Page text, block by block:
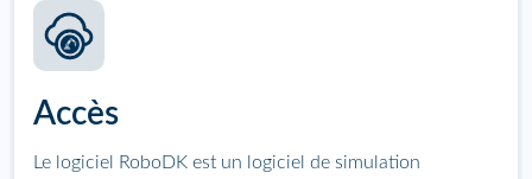
Accès
Le logiciel RoboDK est un logiciel de simulation